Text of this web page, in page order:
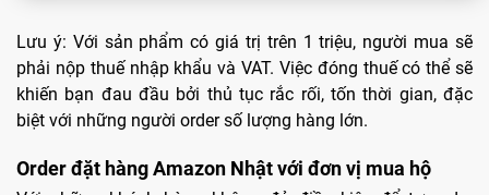
Lưu ý: Với sản phẩm có giá trị trên 1 triệu, người mua sẽ
phải nộp thuế nhập khẩu và VAT. Việc đóng thuế có thể sẽ
khiến bạn đau đầu bởi thủ tục rắc rối, tốn thời gian, đặc
biệt với những người order số lượng hàng lớn.
Order đặt hàng Amazon Nhật với đơn vị mua hộ